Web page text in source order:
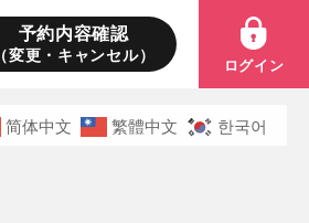
简体中文 繁體中文 한국어
予約内容確認
（変更・キャンセル）
ログイン